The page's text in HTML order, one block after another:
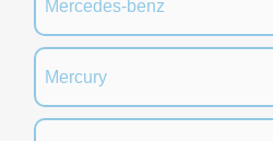
Mercedes-benz
Mercury